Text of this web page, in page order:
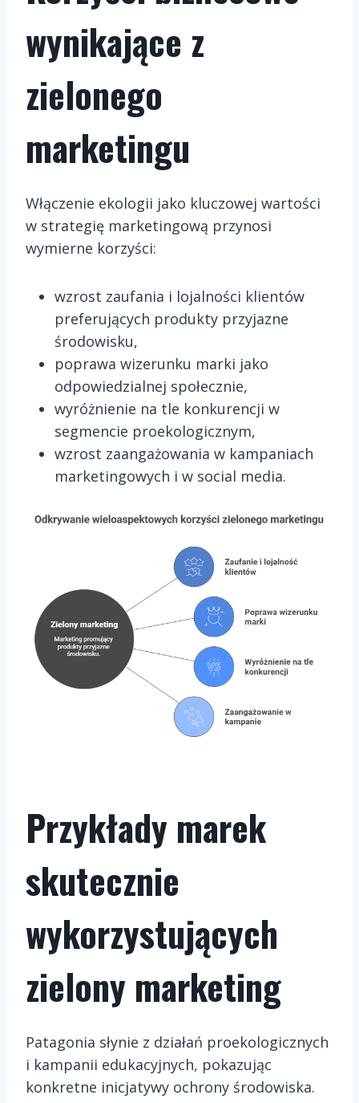
wynikające z
zielonego
marketingu
Włączenie ekologii jako kluczowej wartości
w strategię marketingową przynosi
wymierne korzyści:
wzrost zaufania i lojalności klientów
preferujących produkty przyjazne
środowisku,
poprawa wizerunku marki jako
odpowiedzialnej społecznie,
wyróżnienie na tle konkurencji w
segmencie proekologicznym,
wzrost zaangażowania w kampaniach
marketingowych i w social media.
Przykłady marek
skutecznie
wykorzystujących
zielony marketing
Patagonia słynie z działań proekologicznych
i kampanii edukacyjnych, pokazując
konkretne inicjatywy ochrony środowiska.